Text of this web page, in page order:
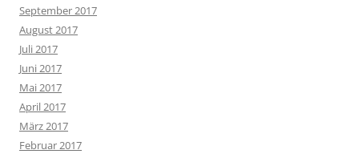
September 2017
August 2017
Juli 2017
Juni 2017
Mai 2017
April 2017
März 2017
Februar 2017